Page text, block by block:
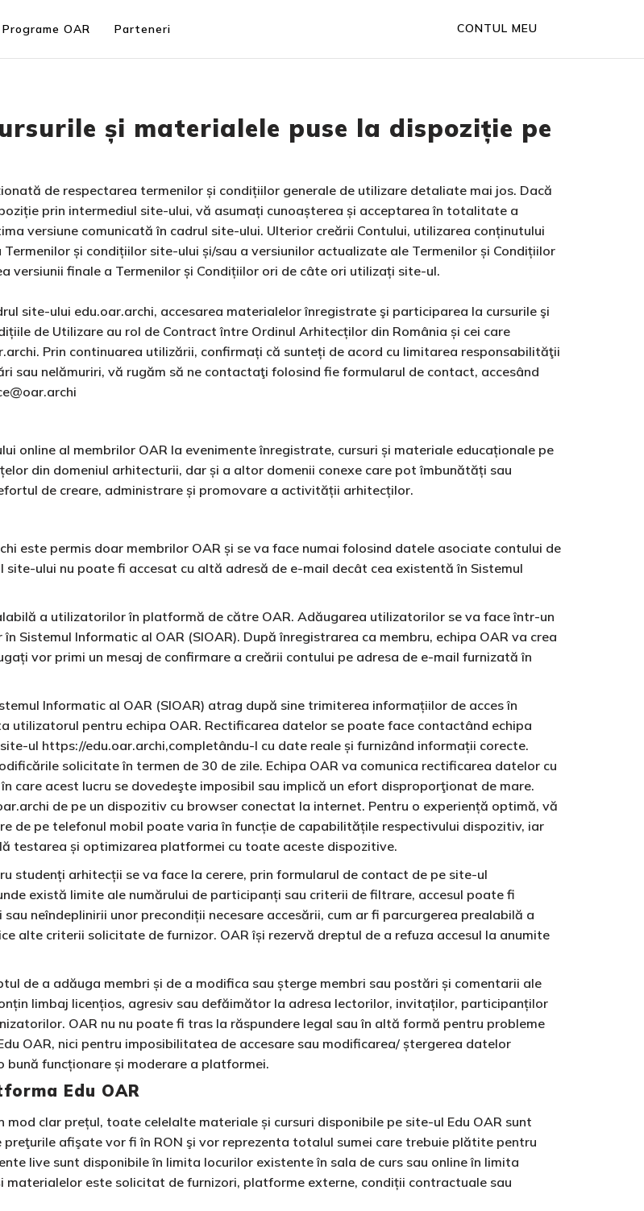
Programe OAR Parteneri CONTUL MEU
și materialele puse la dispoziție pe
de respectarea termenilor și condițiilor generale de utilizare detaliate mai jos. Dacă
prin intermediul site-ului, vă asumați cunoașterea și acceptarea în totalitate a
versiune comunicată în cadrul site-ului. Ulterior creării Contului, utilizarea conținutului
și condițiilor site-ului și/sau a versiunilor actualizate ale Termenilor și Condițiilor
versiunii finale a Termenilor și Condițiilor ori de câte ori utilizați site-ul.
site-ului edu.oar.archi, accesarea materialelor înregistrate şi participarea la cursurile şi
de Utilizare au rol de Contract între Ordinul Arhitecților din România și cei care
Prin continuarea utilizării, confirmați că sunteți de acord cu limitarea responsabilităţii
sau nelămuriri, vă rugăm să ne contactaţi folosind fie formularul de contact, accesând
online al membrilor OAR la evenimente înregistrate, cursuri și materiale educaționale pe
din domeniul arhitecturii, dar și a altor domenii conexe care pot îmbunătăți sau
de creare, administrare și promovare a activității arhitecților.
este permis doar membrilor OAR și se va face numai folosind datele asociate contului de
site-ului nu poate fi accesat cu altă adresă de e-mail decât cea existentă în Sistemul
a utilizatorilor în platformă de către OAR. Adăugarea utilizatorilor se va face într-un
Sistemul Informatic al OAR (SIOAR). După înregistrarea ca membru, echipa OAR va crea
vor primi un mesaj de confirmare a creării contului pe adresa de e-mail furnizată în
Informatic al OAR (SIOAR) atrag după sine trimiterea informațiilor de acces în
pentru echipa OAR. Rectificarea datelor se poate face contactând echipa
ul https://edu.oar.archi,completându-l cu date reale și furnizând informații corecte.
solicitate în termen de 30 de zile. Echipa OAR va comunica rectificarea datelor cu
care acest lucru se dovedeşte imposibil sau implică un efort disproporţionat de mare.
de pe un dispozitiv cu browser conectat la internet. Pentru o experiență optimă, vă
de pe telefonul mobil poate varia în funcție de capabilitățile respectivului dispozitiv, iar
testarea și optimizarea platformei cu toate aceste dispozitive.
studenți arhitecții se va face la cerere, prin formularul de contact de pe site-ul
există limite ale numărului de participanți sau criterii de filtrare, accesul poate fi
neîndeplinirii unor precondiții necesare accesării, cum ar fi parcurgerea prealabilă a
alte criterii solicitate de furnizor. OAR își rezervă dreptul de a refuza accesul la anumite
de a adăuga membri și de a modifica sau șterge membri sau postări și comentarii ale
limbaj licențios, agresiv sau defăimător la adresa lectorilor, invitaților, participanților
OAR nu nu poate fi tras la răspundere legal sau în altă formă pentru probleme
OAR, nici pentru imposibilitatea de accesare sau modificarea/ ștergerea datelor
funcționare și moderare a platformei.
Edu OAR
clar prețul, toate celelalte materiale și cursuri disponibile pe site-ul Edu OAR sunt
afişate vor fi în RON şi vor reprezenta totalul sumei care trebuie plătite pentru
live sunt disponibile în limita locurilor existente în sala de curs sau online în limita
materialelor este solicitat de furnizori, platforme externe, condiții contractuale sau